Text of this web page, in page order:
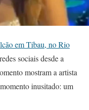
em Tibau, no Rio
sociais desde a
mostram a artista
inusitado: um